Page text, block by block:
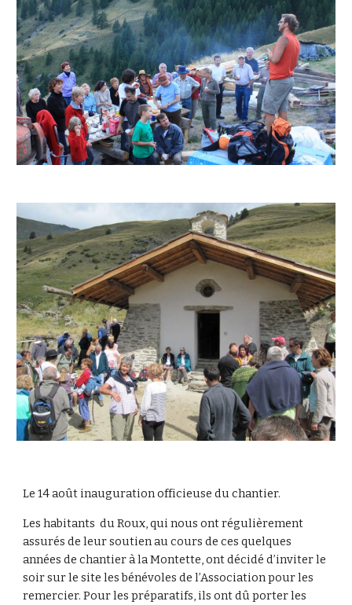
Le 14 août inauguration officieuse du chantier.
Les habitants du Roux, qui nous ont régulièrement
assurés de leur soutien au cours de ces quelques
années de chantier à la Montette, ont décidé d’inviter le
soir sur le site les bénévoles de l’Association pour les
remercier. Pour les préparatifs, ils ont dû porter les